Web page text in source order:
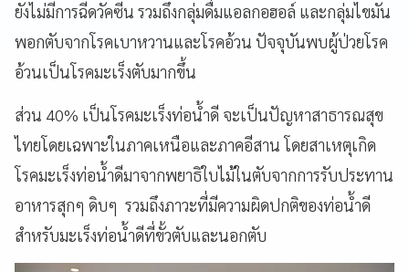
ยังไม่มีการฉีดวัคซีน รวมถึงกลุ่มดื่มแอลกอฮอล์ และกลุ่มไขมัน
พอกตับจากโรคเบาหวานและโรคอ้วน ปัจจุบันพบผู้ป่วยโรค
อ้วนเป็นโรคมะเร็งตับมากขึ้น
ส่วน 40% เป็นโรคมะเร็งท่อน้ำดี จะเป็นปัญหาสาธารณสุข
ไทยโดยเฉพาะในภาคเหนือและภาคอีสาน โดยสาเหตุเกิด
โรคมะเร็งท่อน้ำดีมาจากพยาธิใบไม้ในตับจากการรับประทาน
อาหารสุกๆ ดิบๆ รวมถึงภาวะที่มีความผิดปกติของท่อน้ำดี
สำหรับมะเร็งท่อน้ำดีที่ขั้วตับและนอกตับ